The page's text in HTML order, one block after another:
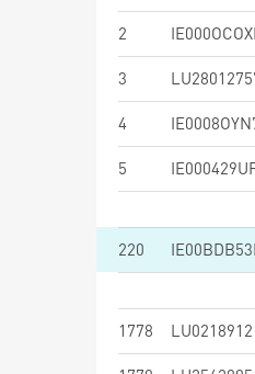
2
3
4
5
220
1778